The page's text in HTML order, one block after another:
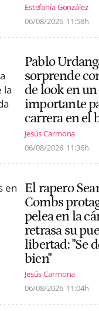
Estefanía González
06/08/2026 11:58h
Pablo
sorprende
de look en
importante
carrera en el
Jesús Carmona
06/08/2026 11:36h
El rapero
Combs
pelea en la
retrasa su
libertad: "Se
bien"
Jesús Carmona
06/08/2026 11:04h